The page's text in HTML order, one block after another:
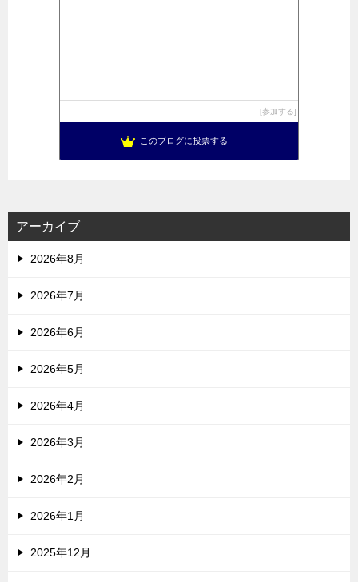
参加する
このブログに投票する
アーカイブ
2026年8月
2026年7月
2026年6月
2026年5月
2026年4月
2026年3月
2026年2月
2026年1月
2025年12月